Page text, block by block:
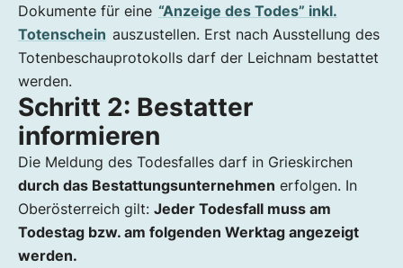
Dokumente für eine “Anzeige des Todes” inkl.
Totenschein auszustellen. Erst nach Ausstellung des
Totenbeschauprotokolls darf der Leichnam bestattet
werden.
Schritt 2: Bestatter
informieren
Die Meldung des Todesfalles darf in Grieskirchen
durch das Bestattungsunternehmen erfolgen. In
Oberösterreich gilt: Jeder Todesfall muss am
Todestag bzw. am folgenden Werktag angezeigt
werden.